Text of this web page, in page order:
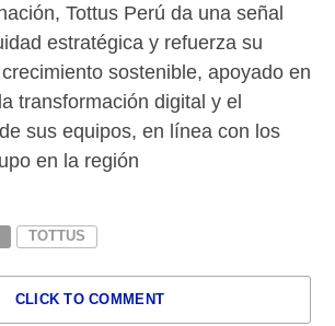
Tottus Perú da una señal
estratégica y refuerza su
sostenible, apoyado en
transformación digital y el
sus equipos, en línea con los
en la región
TOTTUS
CLICK TO COMMENT